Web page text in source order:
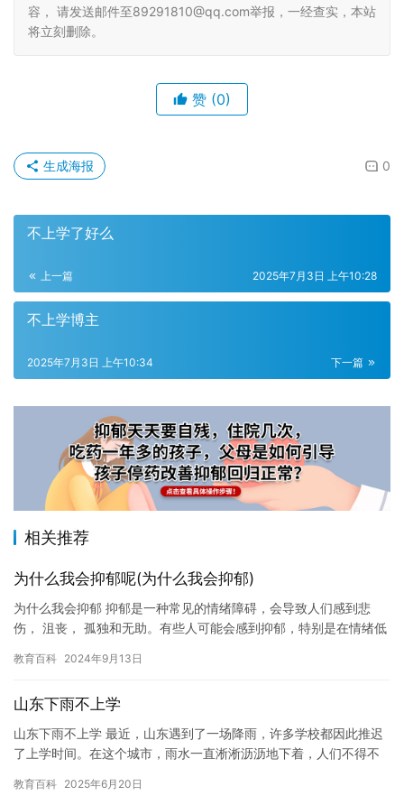
容， 请发送邮件至89291810@qq.com举报，一经查实，本站
将立刻删除。
赞 (0)
0
生成海报
不上学了好么
上一篇 2025年7月3日 上午10:28
不上学博主
下一篇
2025年7月3日 上午10:34
相关推荐
为什么我会抑郁呢(为什么我会抑郁)
为什么我会抑郁 抑郁是一种常见的情绪障碍，会导致人们感到悲
伤， 沮丧， 孤独和无助。有些人可能会感到抑郁，特别是在情绪低
教育百科 2024年9月13日
山东下雨不上学
山东下雨不上学 最近，山东遇到了一场降雨，许多学校都因此推迟
了上学时间。在这个城市，雨水一直淅淅沥沥地下着，人们不得不
个…
教育百科 2025年6月20日